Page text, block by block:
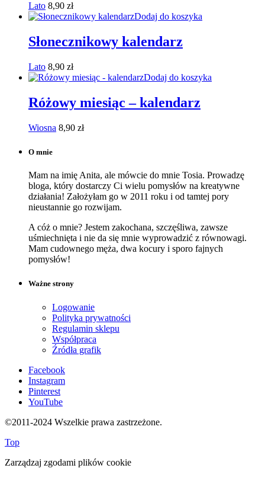
Lato 8,90 zł
Dodaj do koszyka
Słonecznikowy kalendarz
Lato 8,90 zł
Dodaj do koszyka
Różowy miesiąc – kalendarz
Wiosna 8,90 zł
O mnie
Mam na imię Anita, ale mówcie do mnie Tosia. Prowadzę
bloga, który dostarczy Ci wielu pomysłów na kreatywne
działania! Założyłam go w 2011 roku i od tamtej pory
nieustannie go rozwijam.
A cóż o mnie? Jestem zakochana, szczęśliwa, zawsze
uśmiechnięta i nie da się mnie wyprowadzić z równowagi.
Mam cudownego męża, dwa kocury i sporo fajnych
pomysłów!
Ważne strony
Logowanie
Polityka prywatności
Regulamin sklepu
Współpraca
Źródła grafik
Facebook
Instagram
Pinterest
YouTube
©2011-2024 Wszelkie prawa zastrzeżone.
Top
Zarządzaj zgodami plików cookie